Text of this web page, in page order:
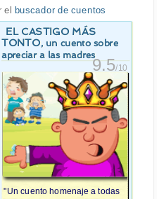
el buscador de cuentos
EL CASTIGO MÁS
TONTO, un cuento sobre
apreciar a las madres
9.5/10
"Un cuento homenaje a todas